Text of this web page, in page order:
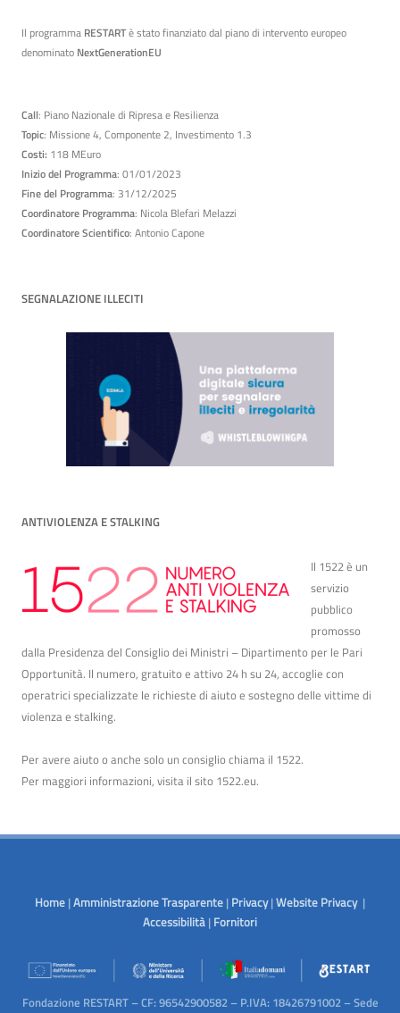
Il programma RESTARTè stato finanziato dal piano di intervento europeo
denominato NextGenerationEU
Call: Piano Nazionale di Ripresa e Resilienza
Topic: Missione 4, Componente 2, Investimento 1.3
Costi: 118 MEuro
Inizio del Programma: 01/01/2023
Fine del Programma: 31/12/2025
Coordinatore Programma: Nicola Blefari Melazzi
Coordinatore Scientifico: Antonio Capone
SEGNALAZIONE ILLECITI
ANTIVIOLENZA E STALKING
Il 1522 è un
servizio
pubblico
promosso
dalla Presidenza del Consiglio dei Ministri – Dipartimento per le Pari
Opportunità. Il numero, gratuito e attivo 24 h su 24, accoglie con
operatrici specializzate le richieste di aiuto e sostegno delle vittime di
violenza e stalking.
Per avere aiuto o anche solo un consiglio chiama il 1522.
Per maggiori informazioni, visita il sito 1522.eu.
Home |Amministrazione Trasparente | Privacy|Website Privacy |
Accessibilità | Fornitori
Fondazione RESTART – CF: 96542900582 – P.IVA: 18426791002 – Sede